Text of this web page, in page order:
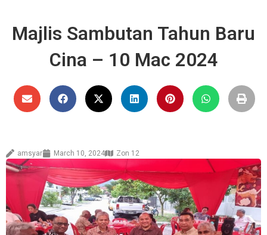
Majlis Sambutan Tahun Baru
Cina – 10 Mac 2024
amsyar March 10, 2024 Zon 12